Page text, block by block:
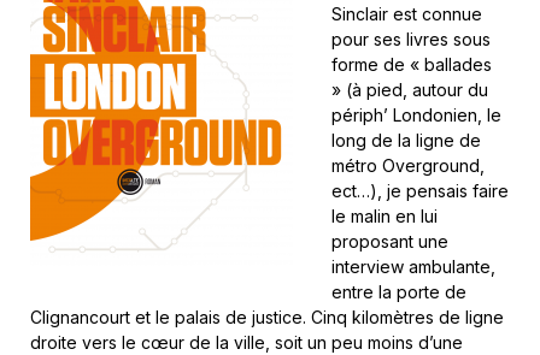
Sinclair est connue
pour ses livres sous
forme de « ballades
» (à pied, autour du
périph’ Londonien, le
long de la ligne de
métro Overground,
ect…), je pensais faire
le malin en lui
proposant une
interview ambulante,
entre la porte de
Clignancourt et le palais de justice. Cinq kilomètres de ligne
droite vers le cœur de la ville, soit un peu moins d’une